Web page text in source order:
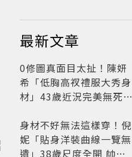
最新文章
0修圖真面目太扯！陳妍
希「低胸高衩禮服大秀身
材」43歲近況完美無死角
身材不好無法這樣穿！倪
妮「貼身洋裝曲線一覽無
遺」38歲尺度全開 帥氣